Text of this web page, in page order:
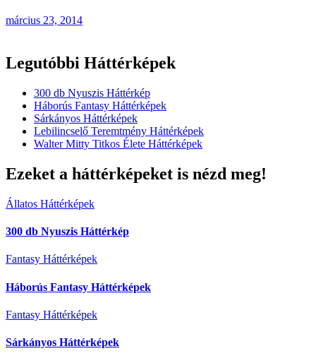
március 23, 2014
Legutóbbi Háttérképek
300 db Nyuszis Háttérkép
Háborús Fantasy Háttérképek
Sárkányos Háttérképek
Lebilincselő Teremtmény Háttérképek
Walter Mitty Titkos Élete Háttérképek
Ezeket a háttérképeket is nézd meg!
Állatos Háttérképek
300 db Nyuszis Háttérkép
Fantasy Háttérképek
Háborús Fantasy Háttérképek
Fantasy Háttérképek
Sárkányos Háttérképek